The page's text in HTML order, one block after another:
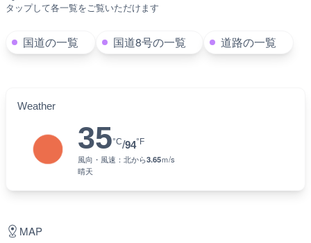
タップして各一覧をご覧いただけます
国道の一覧 国道8号の一覧 道路の一覧
Weather
35°C/94°F
風向・風速： 北から3.65ｍ/s
晴天
MAP